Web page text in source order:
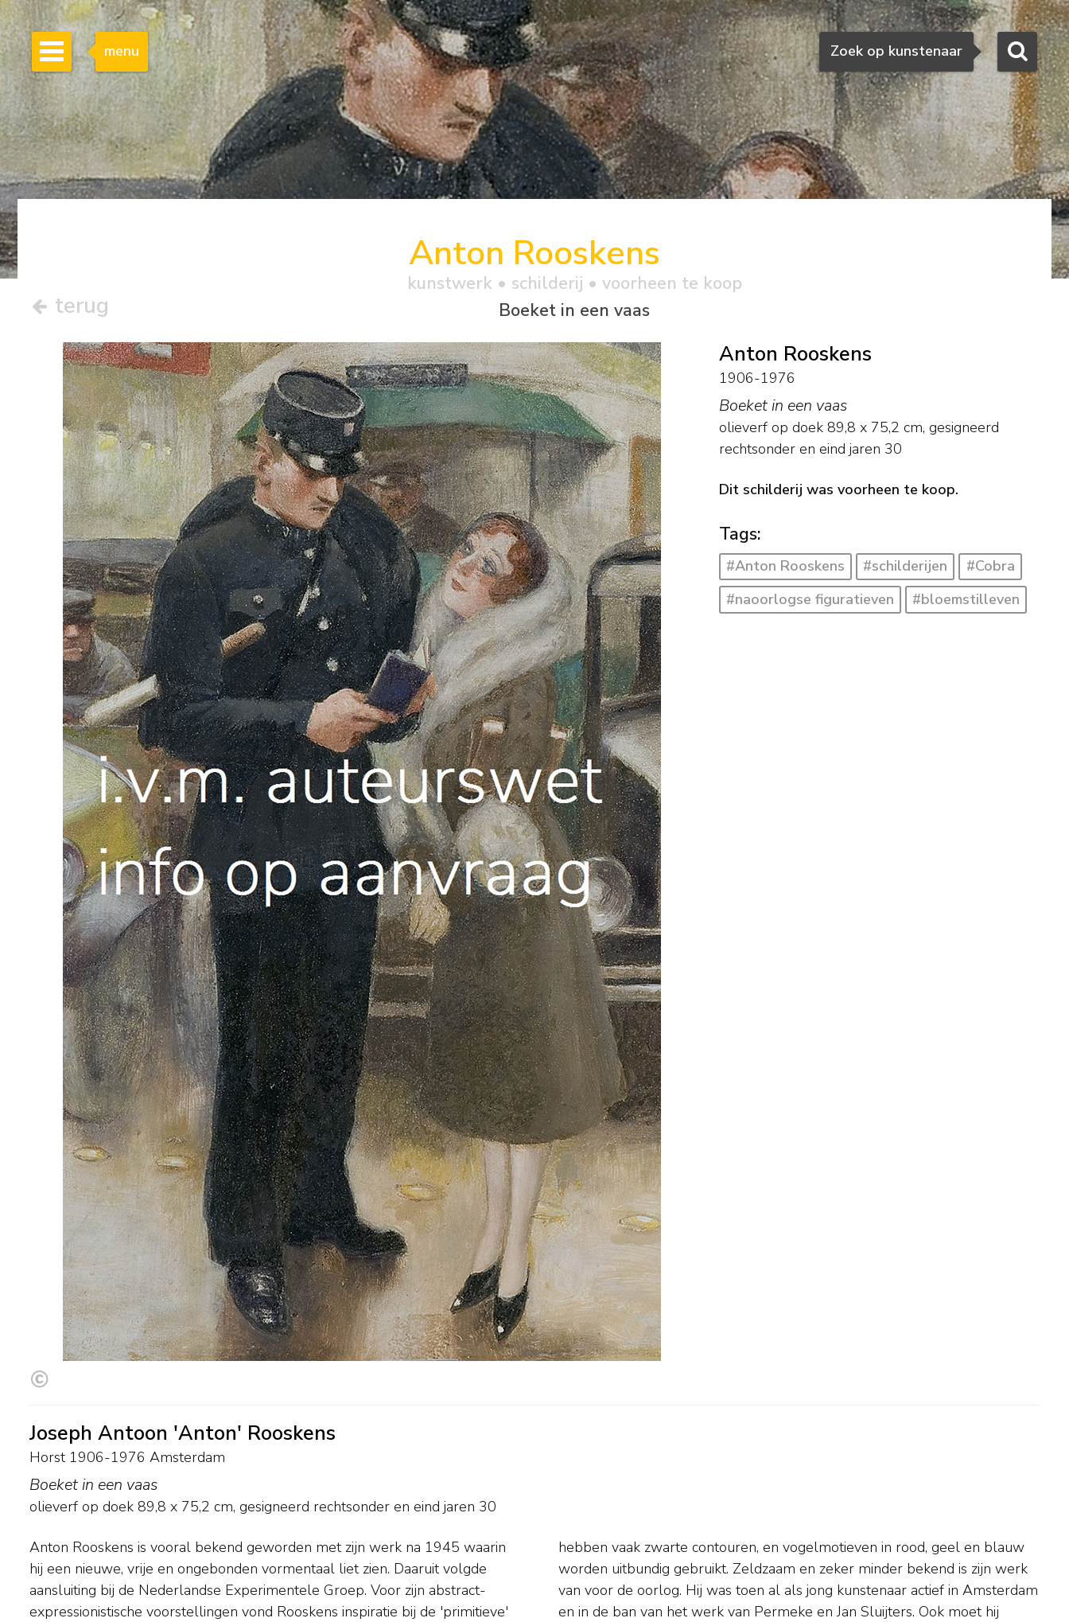
Zoeken
Zoek op kunstenaar
menu
terug
Anton Rooskens
kunstwerk • schilderij • voorheen te koop
Boeket in een vaas
Anton Rooskens
1906-1976
Boeket in een vaas
olieverf op doek 89,8 x 75,2 cm, gesigneerd
rechtsonder en eind jaren 30
Dit schilderij was voorheen te koop.
Tags:
#Anton Rooskens #schilderijen
#Cobra
#naoorlogse figuratieven
#bloemstilleven
Joseph Antoon 'Anton' Rooskens
Horst 1906-1976 Amsterdam
Boeket in een vaas
olieverf op doek 89,8 x 75,2 cm, gesigneerd rechtsonder en eind jaren 30
Anton Rooskens is vooral bekend geworden met zijn werk na 1945 waarin
hij een nieuwe, vrije en ongebonden vormentaal liet zien. Daaruit volgde
aansluiting bij de Nederlandse Experimentele Groep. Voor zijn abstract-
expressionistische voorstellingen vond Rooskens inspiratie bij de 'primitieve'
hebben vaak zwarte contouren, en vogelmotieven in rood, geel en blauw
worden uitbundig gebruikt. Zeldzaam en zeker minder bekend is zijn werk
van voor de oorlog. Hij was toen al als jong kunstenaar actief in Amsterdam
en in de ban van het werk van Permeke en Jan Sluijters. Ook moet hij